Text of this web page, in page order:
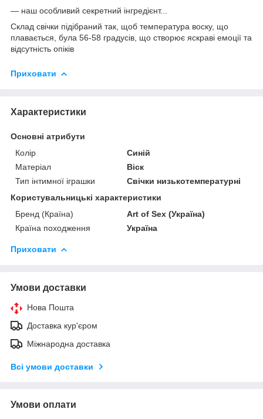
— наш особливий секретний інгредієнт...
Склад свічки підібраний так, щоб температура воску, що
плавається, була 56-58 градусів, що створює яскраві емоції та
відсутність опіків
Приховати
Характеристики
Основні атрибути
Колір
Синій
Матеріал
Віск
Тип інтимної іграшки
Свічки низькотемпературні
Користувальницькі характеристики
Бренд (Країна)
Art of Sex (Україна)
Країна походження
Україна
Приховати
Умови доставки
Нова Пошта
Доставка кур'єром
Міжнародна доставка
Всі умови доставки
Умови оплати